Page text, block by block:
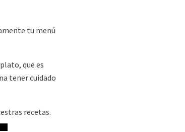
tu menú
que es
tener cuidado
recetas.